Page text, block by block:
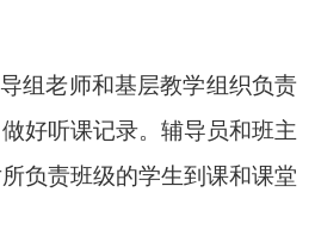
组老师和基层教学组织负责
做好听课记录。 辅导员和班主
负责班级的学生到课和课堂